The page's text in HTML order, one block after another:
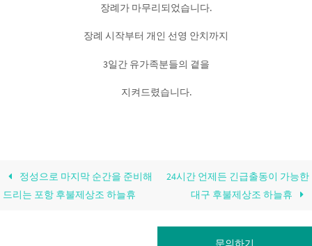
장례가 마무리되었습니다.
장례 시작부터 개인 선영 안치까지
3일간 유가족분들의 곁을
지켜드렸습니다.
정성으로 마지막 순간을 준비해
드리는 포항 후불제상조 하늘휴
24시간 언제든 긴급출동이 가능한
대구 후불제상조 하늘휴
문의하기